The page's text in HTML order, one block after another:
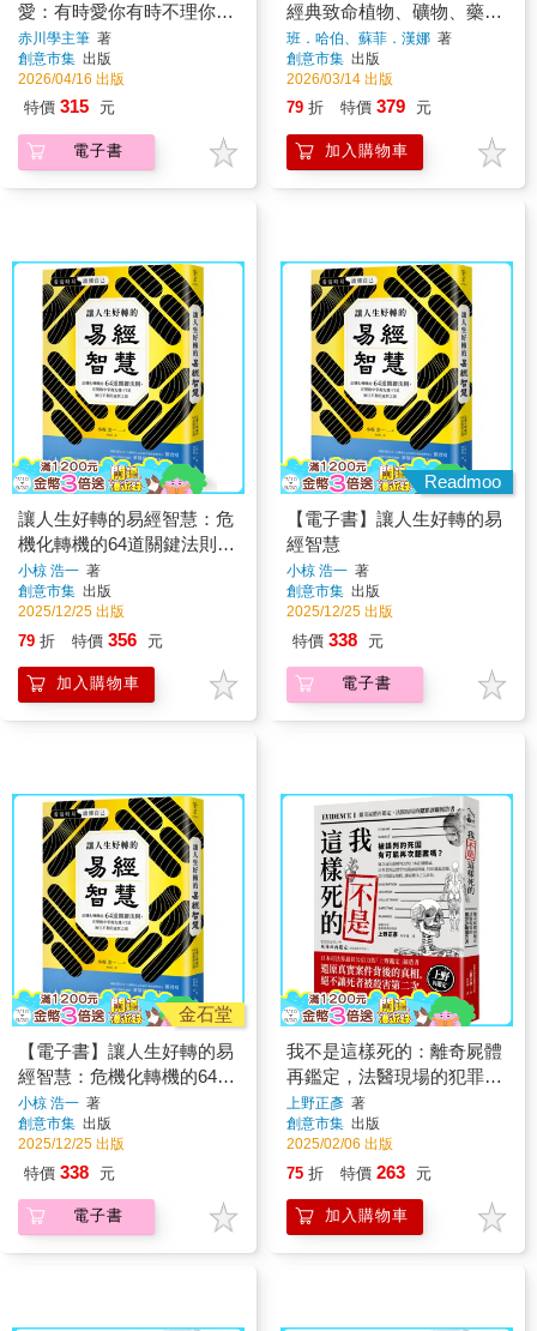
愛：有時愛你有時不理你，
神秘又有趣的貓社會學
赤川學主筆 著
創意市集 出版
2026/04/16 出版
特價 315 元
電子書
經典致命植物、礦物、藥
劑、毒品，從醫學鑑識＆毒
物科學揭秘恐怖毒殺與謀殺
手法【經典重現版】
班．哈伯、蘇菲．漢娜 著
創意市集 出版
2026/03/14 出版
79 折 特價 379 元
加入購物車
讓人生好轉的易經智慧：危
機化轉機的64道關鍵法則，
在變化中掌握先機，打造無
往不利的處世之道
小椋 浩一 著
創意市集 出版
2025/12/25 出版
79 折 特價 356 元
加入購物車
Readmoo
【電子書】讓人生好轉的易
經智慧
小椋 浩一 著
創意市集 出版
2025/12/25 出版
特價 338 元
電子書
金石堂
【電子書】讓人生好轉的易
經智慧：危機化轉機的64道
關鍵法則，在變化中掌握先
機，打造無往不利的處世之
道
小椋 浩一 著
創意市集 出版
2025/12/25 出版
特價 338 元
電子書
我不是這樣死的：離奇屍體
再鑑定，法醫現場的犯罪診
斷報告書【二版】
上野正彥 著
創意市集 出版
2025/02/06 出版
75 折 特價 263 元
加入購物車